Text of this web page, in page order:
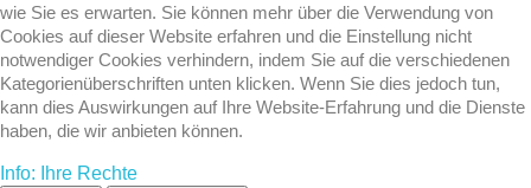
wie Sie es erwarten. Sie können mehr über die Verwendung von
Cookies auf dieser Website erfahren und die Einstellung nicht
notwendiger Cookies verhindern, indem Sie auf die verschiedenen
Kategorienüberschriften unten klicken. Wenn Sie dies jedoch tun,
kann dies Auswirkungen auf Ihre Website-Erfahrung und die Dienste
haben, die wir anbieten können.
Info: Ihre Rechte